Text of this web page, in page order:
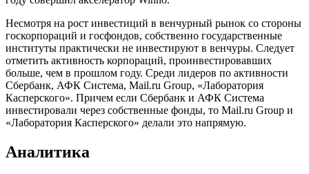
Несмотря на рост инвестиций в венчурный рынок со стороны
госкорпораций и госфондов, собственно государственные
институты практически не инвестируют в венчуры. Следует
отметить активность корпораций, проинвестировавших
больше, чем в прошлом году. Среди лидеров по активности
Сбербанк, АФК Система, Mail.ru Group, «Лаборатория
Касперского». Причем если Сбербанк и АФК Система
инвестировали через собственные фонды, то Mail.ru Group и
«Лаборатория Касперского» делали это напрямую.
Аналитика